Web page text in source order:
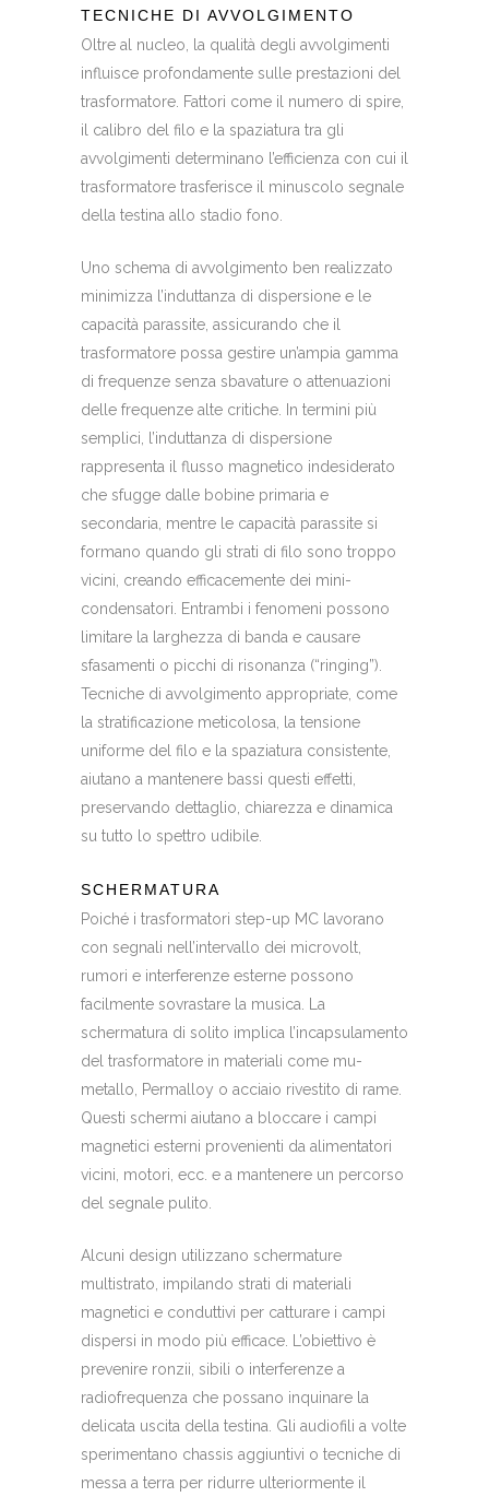
TECNICHE DI AVVOLGIMENTO
Oltre al nucleo, la qualità degli avvolgimenti
influisce profondamente sulle prestazioni del
trasformatore. Fattori come il numero di spire,
il calibro del filo e la spaziatura tra gli
avvolgimenti determinano l’efficienza con cui il
trasformatore trasferisce il minuscolo segnale
della testina allo stadio fono.
Uno schema di avvolgimento ben realizzato
minimizza l’induttanza di dispersione e le
capacità parassite, assicurando che il
trasformatore possa gestire un’ampia gamma
di frequenze senza sbavature o attenuazioni
delle frequenze alte critiche. In termini più
semplici, l’induttanza di dispersione
rappresenta il flusso magnetico indesiderato
che sfugge dalle bobine primaria e
secondaria, mentre le capacità parassite si
formano quando gli strati di filo sono troppo
vicini, creando efficacemente dei mini-
condensatori. Entrambi i fenomeni possono
limitare la larghezza di banda e causare
sfasamenti o picchi di risonanza (“ringing”).
Tecniche di avvolgimento appropriate, come
la stratificazione meticolosa, la tensione
uniforme del filo e la spaziatura consistente,
aiutano a mantenere bassi questi effetti,
preservando dettaglio, chiarezza e dinamica
su tutto lo spettro udibile.
SCHERMATURA
Poiché i trasformatori step-up MC lavorano
con segnali nell’intervallo dei microvolt,
rumori e interferenze esterne possono
facilmente sovrastare la musica. La
schermatura di solito implica l’incapsulamento
del trasformatore in materiali come mu-
metallo, Permalloy o acciaio rivestito di rame.
Questi schermi aiutano a bloccare i campi
magnetici esterni provenienti da alimentatori
vicini, motori, ecc. e a mantenere un percorso
del segnale pulito.
Alcuni design utilizzano schermature
multistrato, impilando strati di materiali
magnetici e conduttivi per catturare i campi
dispersi in modo più efficace. L’obiettivo è
prevenire ronzii, sibili o interferenze a
radiofrequenza che possano inquinare la
delicata uscita della testina. Gli audiofili a volte
sperimentano chassis aggiuntivi o tecniche di
messa a terra per ridurre ulteriormente il